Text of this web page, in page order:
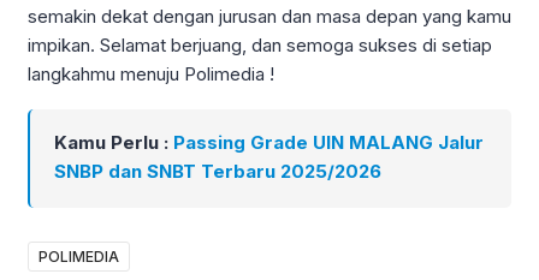
semakin dekat dengan jurusan dan masa depan yang kamu
impikan. Selamat berjuang, dan semoga sukses di setiap
langkahmu menuju Polimedia !
Kamu Perlu : Passing Grade UIN MALANG Jalur
SNBP dan SNBT Terbaru 2025/2026
POLIMEDIA